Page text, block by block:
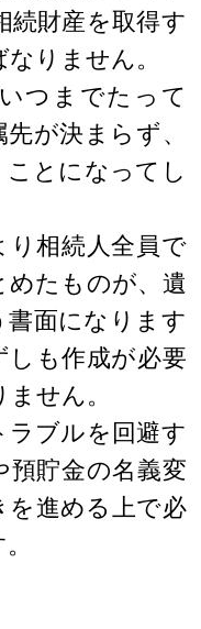
続財産を取得す
りません。
つまでたって
が決まらず、
とになってし
相続人全員で
めたものが、遺
書面になります
しも作成が必要
せん。
ブルを回避す
預貯金の名義変
を進める上で必